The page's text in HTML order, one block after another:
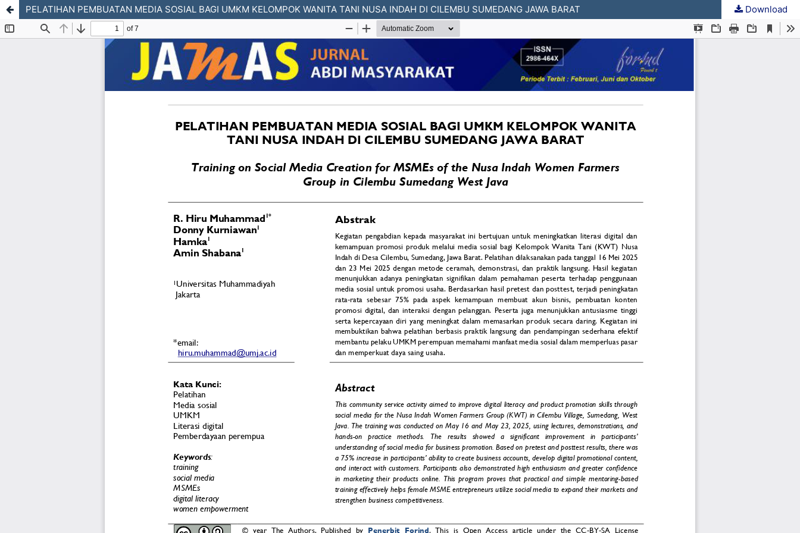
PELATIHAN PEMBUATAN MEDIA SOSIAL BAGI UMKM KELOMPOK WANITA TANI NUSA INDAH DI CILEMBU SUMEDANG JAWA BARAT Download